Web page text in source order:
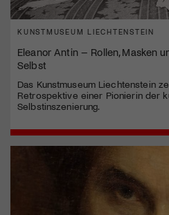
KUNSTMUSEUM LIECHTENSTEIN
Eleanor Antin – Rollen, Masken
Selbst
Das Kunstmuseum Liechtenstein
Retrospektive einer Pionierin der
Selbstinszenierung.